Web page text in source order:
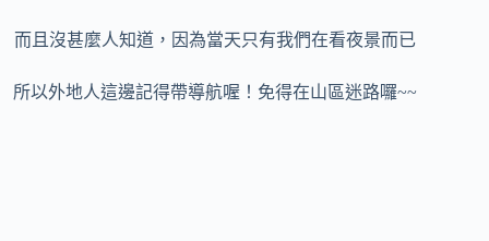
而且沒甚麼人知道，因為當天只有我們在看夜景而已
所以外地人這邊記得帶導航喔！免得在山區迷路囉~~